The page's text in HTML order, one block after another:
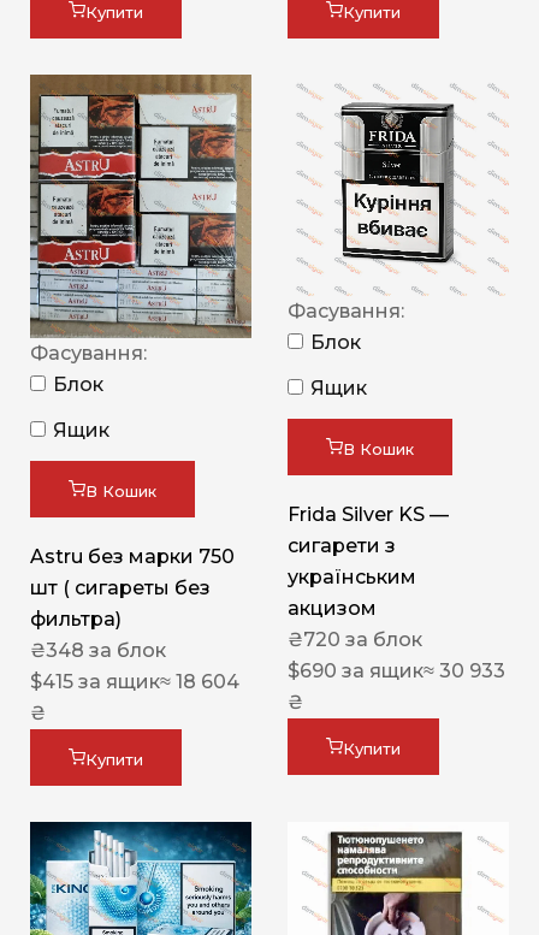
Купити Купити
Фасування:
Блок
Ящик
В Кошик
Astru без марки 750
шт ( сигареты без
фильтра)
₴348 за блок
$415 за ящик≈ 18 604
₴
Купити
Фасування:
Блок
Ящик
В Кошик
Frida Silver KS —
сигарети з
українським
акцизом
₴720 за блок
$690 за ящик≈ 30 933
₴
Купити